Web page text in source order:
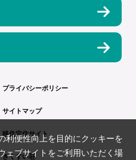
プライバシーポリシー
サイトマップ
移住定住サイト
きくすい荘
利便性向上を目的にクッキーを
ェブサイトをご利用いただく場